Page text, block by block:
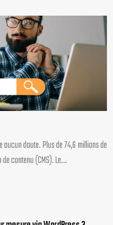
aucun doute. Plus de 74,6 millions de
contenu (CMS). Le…